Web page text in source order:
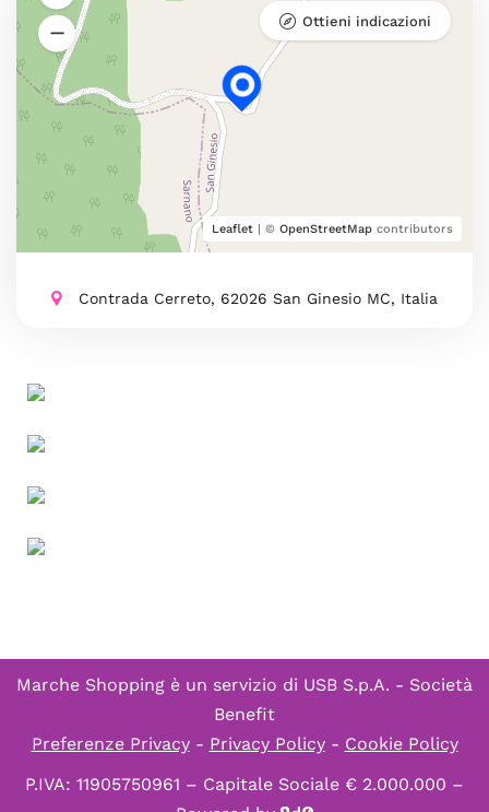
Leaflet | © OpenStreetMap contributors
Ottieni indicazioni
Contrada Cerreto, 62026 San Ginesio MC, Italia
Marche Shopping è un servizio di USB S.p.A. - Società
Benefit
Preferenze Privacy- Privacy Policy- Cookie Policy
P.IVA: 11905750961 – Capitale Sociale € 2.000.000 –